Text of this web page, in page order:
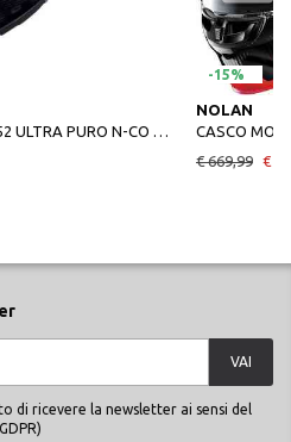
CASCO MOTO INTEGRALE X-552 ULTRA PURO N-CO 001
-15%
NOLAN
CASCO
€ 669,99 €
VAI
di ricevere la newsletter ai sensi del